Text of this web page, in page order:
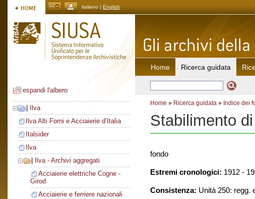
italiano | English
espandi l'albero
Ilva
Ilva Alti Forni e Acciaierie d’Italia
Italsider
Ilva
Ilva - Archivi aggregati
Acciaierie elettriche Cogne -
Girod
Acciaierie e ferriere nazionali
Home Ricerca guidata
Home » Ricerca guidata » Indice dei
Stabilimento
fondo
Estremi cronologici: 1912 -
Consistenza: Unità 250: regg.